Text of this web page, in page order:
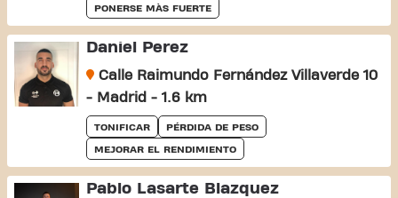
PONERSE MÀS FUERTE
Daniel Perez
Calle Raimundo Fernández Villaverde 10
- Madrid - 1.6 km
TONIFICAR PÉRDIDA DE PESO
MEJORAR EL RENDIMIENTO
Pablo Lasarte Blazquez